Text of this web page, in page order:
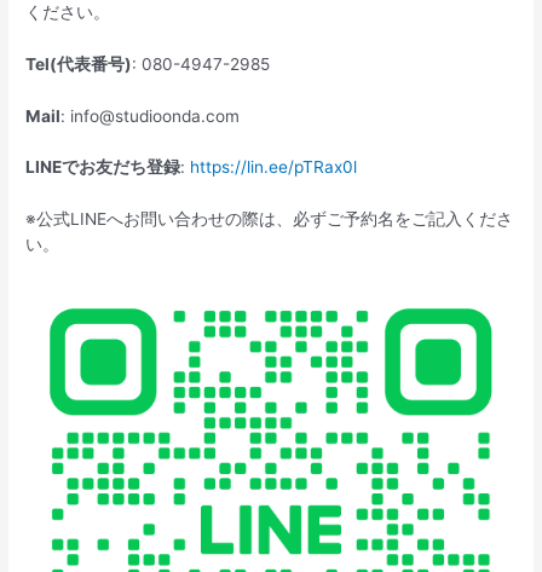
ください。
Tel(代表番号): 080-4947-2985
Mail: info@studioonda.com
LINEでお友だち登録: https://lin.ee/pTRax0l
※公式LINEへお問い合わせの際は、必ずご予約名をご記入くださ
い。